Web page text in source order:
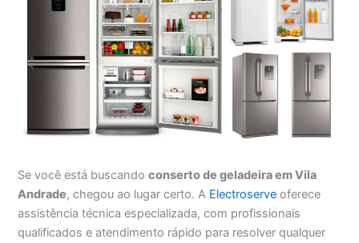
Se você está buscandoconserto de geladeira em Vila
Andrade, chegou ao lugar certo. A Electroserve oferece
assistência técnica especializada, com profissionais
qualificados e atendimento rápido para resolver qualquer